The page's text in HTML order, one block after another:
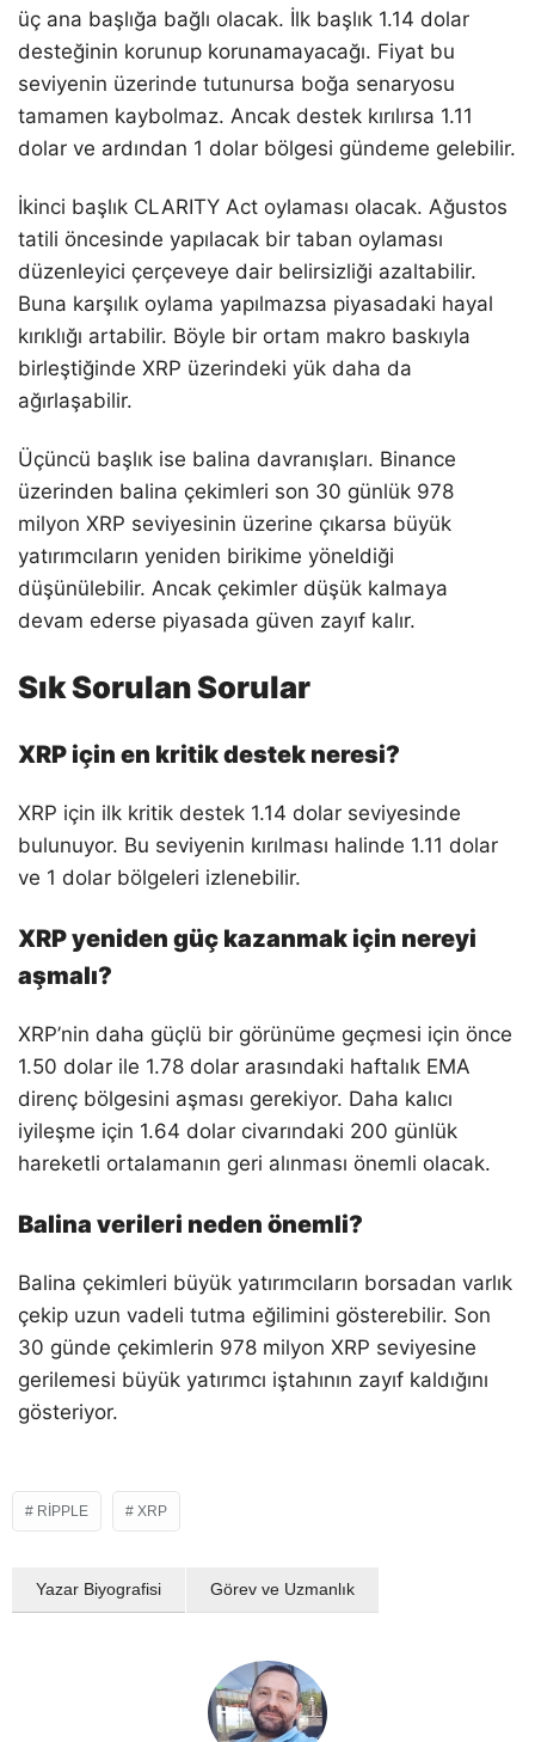
üç ana başlığa bağlı olacak. İlk başlık 1.14 dolar
desteğinin korunup korunamayacağı. Fiyat bu
seviyenin üzerinde tutunursa boğa senaryosu
tamamen kaybolmaz. Ancak destek kırılırsa 1.11
dolar ve ardından 1 dolar bölgesi gündeme gelebilir.
İkinci başlık CLARITY Act oylaması olacak. Ağustos
tatili öncesinde yapılacak bir taban oylaması
düzenleyici çerçeveye dair belirsizliği azaltabilir.
Buna karşılık oylama yapılmazsa piyasadaki hayal
kırıklığı artabilir. Böyle bir ortam makro baskıyla
birleştiğinde XRP üzerindeki yük daha da
ağırlaşabilir.
Üçüncü başlık ise balina davranışları. Binance
üzerinden balina çekimleri son 30 günlük 978
milyon XRP seviyesinin üzerine çıkarsa büyük
yatırımcıların yeniden birikime yöneldiği
düşünülebilir. Ancak çekimler düşük kalmaya
devam ederse piyasada güven zayıf kalır.
Sık Sorulan Sorular
XRP için en kritik destek neresi?
XRP için ilk kritik destek 1.14 dolar seviyesinde
bulunuyor. Bu seviyenin kırılması halinde 1.11 dolar
ve 1 dolar bölgeleri izlenebilir.
XRP yeniden güç kazanmak için nereyi
aşmalı?
XRP’nin daha güçlü bir görünüme geçmesi için önce
1.50 dolar ile 1.78 dolar arasındaki haftalık EMA
direnç bölgesini aşması gerekiyor. Daha kalıcı
iyileşme için 1.64 dolar civarındaki 200 günlük
hareketli ortalamanın geri alınması önemli olacak.
Balina verileri neden önemli?
Balina çekimleri büyük yatırımcıların borsadan varlık
çekip uzun vadeli tutma eğilimini gösterebilir. Son
30 günde çekimlerin 978 milyon XRP seviyesine
gerilemesi büyük yatırımcı iştahının zayıf kaldığını
gösteriyor.
RIPPLE XRP
Yazar Biyografisi Görev ve Uzmanlık